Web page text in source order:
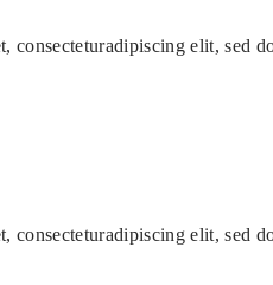
consecteturadipiscing elit, sed
consecteturadipiscing elit, sed